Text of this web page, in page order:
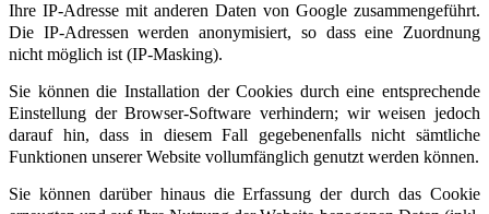
Ihre IP-Adresse mit anderen Daten von Google zusammengeführt.
Die IP-Adressen werden anonymisiert, so dass eine Zuordnung
nicht möglich ist (IP-Masking).
Sie können die Installation der Cookies durch eine entsprechende
Einstellung der Browser-Software verhindern; wir weisen jedoch
darauf hin, dass in diesem Fall gegebenenfalls nicht sämtliche
Funktionen unserer Website vollumfänglich genutzt werden können.
Sie können darüber hinaus die Erfassung der durch das Cookie